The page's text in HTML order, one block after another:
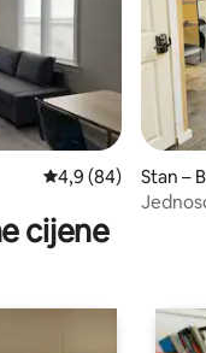
Prosječna ocjena:
4,9 (84)
Stan –
cijene